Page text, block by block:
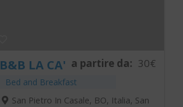
B&B LA CA'
Bed and Breakfast
a partire da: 30€
San Pietro In Casale, BO, Italia, San